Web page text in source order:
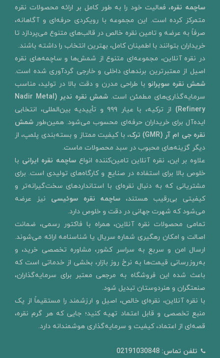
ساچمه نقره، فعالیت خود را به‌ طور کامل بر ارائه محصولات نقره
متمرکز کرده است. این مجموعه با رویکردی حرفه‌ای و آگاهانه،
صرفاً به عرضه و تامین نقره خالص در قالب‌های متنوع می‌پردازد تا
خریداران بتوانند با اطمینان کامل، بهترین انتخاب را داشته باشند.
در نقره آنلاین، مجموعه‌ای متنوع از شمش‌ها و ساچمه‌های نقره
اصیل از معتبرترین برندهای داخلی و خارجی گردآوری شده است.
شمش نقره سوپرانو با طراحی مدرن و دقت بالا در تولید، مناسب
سرمایه‌گذاری‌های مطمئن است. شمش نقره ندیر
(Nadir Metal
Refinery)
از ترکیه، با عیار ۹۹۹ و تأییدیه بین‌المللی، انتخابی
ایده‌آل برای خریداران حرفه‌ای محسوب می‌شود. همین‌طور شمش
نقره جی ام آر (GMR) ترک
، با کیفیت ممتاز و بسته‌بندی پلمپ، از
دیگر گزینه‌های محبوب در سبد محصولات ماست.
علاوه بر این، نقره آنلاین تامین‌کننده انواع ساچمه نقره ایرانی با
خلوص بالا برای استفاده در صنایع و کارگاه‌های تولیدی است. برای
مشتریانی که به دنبال نقره‌ای با استانداردهای سخت‌گیرانه‌تر و
کیفیتی بی‌رقیب هستند، ساچمه نقره سوئیسی نیز عرضه
می‌شود که شهرت جهانی در دقت و خلوص دارد.
تمامی محصولات نقره آنلاین، همراه با فاکتور رسمی، ضمانت
اصالت و امکان رهگیری شماره سریال یا شناسنامه ارائه می‌شوند.
ارسال امن و سربع به سراسر کشور، مشاوره تخصصی خرید، و
به‌روزرسانی قیمت‌ها به نرخ روز بازار، بخشی از خدماتی است که
باعث شده این فروشگاه به مرجعی معتبر برای سرمایه‌گذاران،
صنعتگران و هنردوستان تبدیل شود.
با نقره آنلاین، نقره‌ای خالص، اصیل و ارزشمند را مستقیماً از یک
منبع تخصصی و قابل اعتماد تهیه کنید؛ جایی که هر گرم نقره،
قصه‌ای از اعتماد، کیفیت و سرمایه‌گذاری هوشمندانه دارد.
تلفن تماس: 02191030848